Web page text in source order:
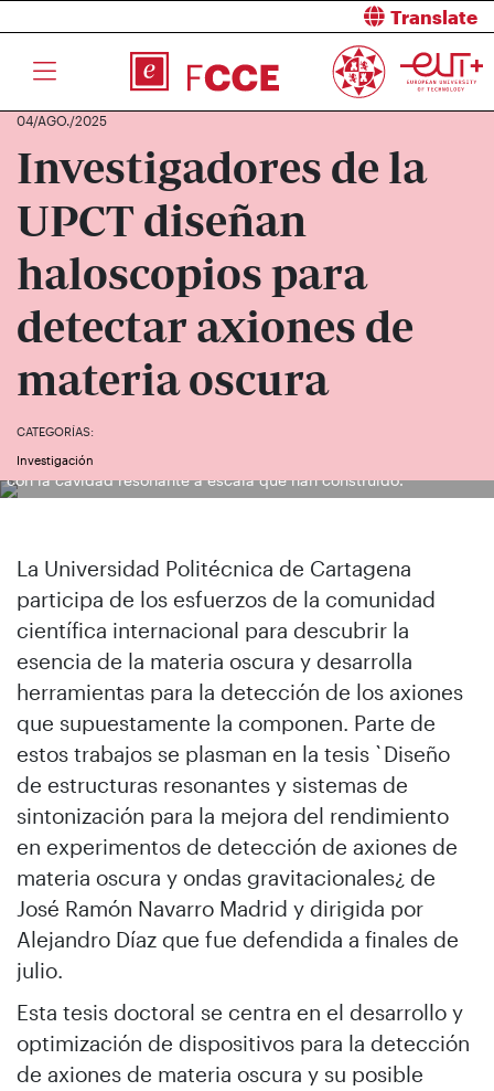
Translate
04/AGO./2025
Investigadores de la
UPCT diseñan
haloscopios para
detectar axiones de
materia oscura
CATEGORÍAS:
Investigación
El autor de la tesis y su director observando la toma de medidas
con la cavidad resonante a escala que han construido.
La Universidad Politécnica de Cartagena
participa de los esfuerzos de la comunidad
científica internacional para descubrir la
esencia de la materia oscura y desarrolla
herramientas para la detección de los axiones
que supuestamente la componen. Parte de
estos trabajos se plasman en la tesis `Diseño
de estructuras resonantes y sistemas de
sintonización para la mejora del rendimiento
en experimentos de detección de axiones de
materia oscura y ondas gravitacionales¿ de
José Ramón Navarro Madrid y dirigida por
Alejandro Díaz que fue defendida a finales de
julio.
Esta tesis doctoral se centra en el desarrollo y
optimización de dispositivos para la detección
de axiones de materia oscura y su posible